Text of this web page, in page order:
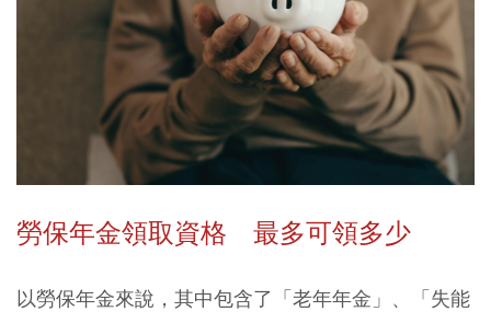
勞保年金領取資格 最多可領多少
以勞保年金來說，其中包含了「老年年金」、「失能